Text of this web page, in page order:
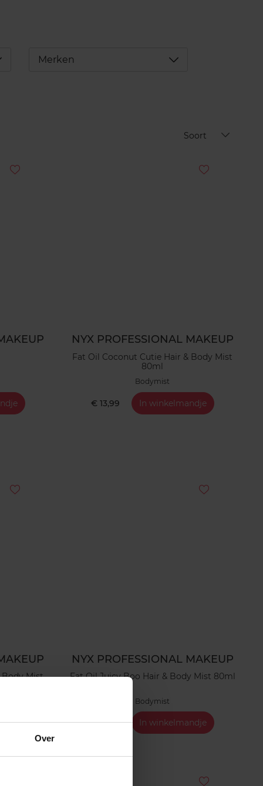
Over
Merken Déplier
Soort
NYX PROFESSIONAL MAKEUP
Fat Oil Coconut Cutie Hair & Body Mist
80ml
Bodymist
€ 13,99 In winkelmandje
Body Mist
NYX PROFESSIONAL MAKEUP
Fat Oil Juicy Boo Hair & Body Mist 80ml
Bodymist
€ 13,99 In winkelmandje